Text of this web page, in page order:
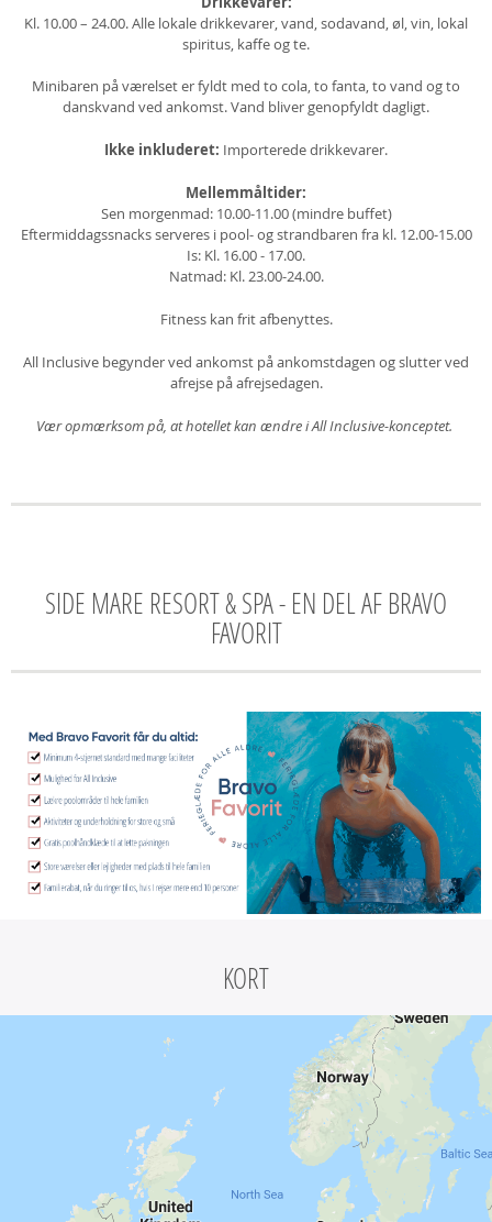
Kl. 10.00 – 24.00. Alle lokale drikkevarer, vand, sodavand, øl, vin, lokal
spiritus, kaffe og te.
Minibaren på værelset er fyldt med to cola, to fanta, to vand og to
danskvand ved ankomst. Vand bliver genopfyldt dagligt.
Ikke inkluderet: Importerede drikkevarer.
Mellemmåltider:
Sen morgenmad: 10.00-11.00 (mindre buffet)
Eftermiddagssnacks serveres i pool- og strandbaren fra kl. 12.00-15.00
Is: Kl. 16.00 - 17.00.
Natmad: Kl. 23.00-24.00.
Fitness kan frit afbenyttes.
All Inclusive begynder ved ankomst på ankomstdagen og slutter ved
afrejse på afrejsedagen.
Vær opmærksom på, at hotellet kan ændre i All Inclusive-konceptet.
SIDE MARE RESORT & SPA - EN DEL AF BRAVO
FAVORIT
KORT